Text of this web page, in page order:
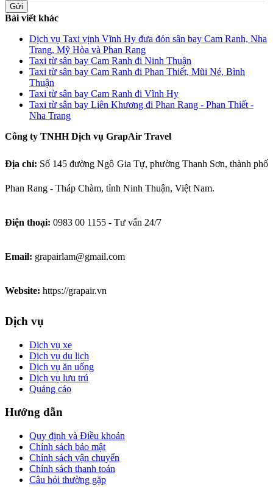
Gửi
Bài viết khác
Dịch vụ Taxi vịnh Vĩnh Hy đưa đón sân bay Cam Ranh, Nha
Trang, Mỹ Hòa và Phan Rang
Taxi từ sân bay Cam Ranh đi Ninh Thuận
Taxi từ sân bay Cam Ranh đi Phan Thiết, Mũi Né, Bình
Thuận
Taxi từ sân bay Cam Ranh đi Vĩnh Hy
Taxi từ sân bay Liên Khương đi Phan Rang - Phan Thiết -
Nha Trang
Công ty TNHH Dịch vụ GrapAir Travel
Địa chỉ: Số 145 đường Ngô Gia Tự, phường Thanh Sơn, thành phố
Phan Rang - Tháp Chàm, tỉnh Ninh Thuận, Việt Nam.
Điện thoại: 0983 00 1155 - Tư vấn 24/7
Email: grapairlam@gmail.com
Website: https://grapair.vn
Dịch vụ
Dịch vụ xe
Dịch vụ du lịch
Dịch vụ ăn uống
Dịch vụ lưu trú
Quảng cáo
Hướng dẫn
Quy định và Điều khoản
Chính sách bảo mật
Chính sách vận chuyển
Chính sách thanh toán
Câu hỏi thường gặp